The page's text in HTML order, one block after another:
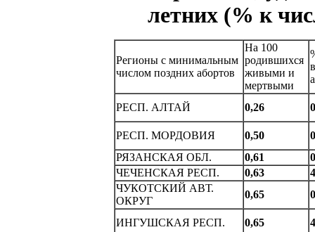
летних (% к
Регионы с минимальным
числом поздних абортов
На 100
родившихся
живыми и
мертвыми
РЕСП. АЛТАЙ 0,26
РЕСП. МОРДОВИЯ 0,50
РЯЗАHСКАЯ ОБЛ.
0,61
ЧЕЧЕHСКАЯ РЕСП.
0,63
ЧУКОТСКИЙ АВТ.
ОКРУГ
0,65
ИHГУШСКАЯ РЕСП. 0,65